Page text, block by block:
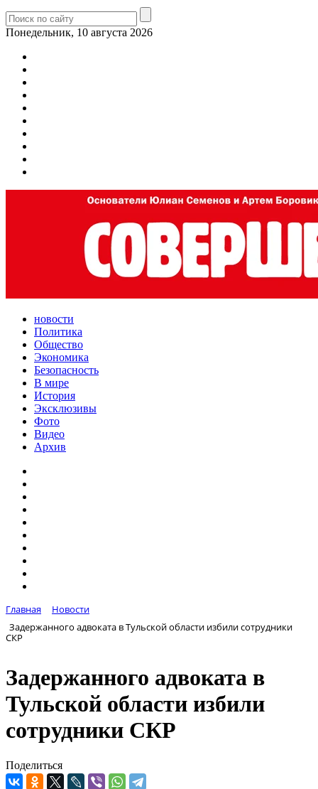
Понедельник, 10 августа 2026
новости
Политика
Общество
Экономика
Безопасность
В мире
История
Эксклюзивы
Фото
Видео
Архив
Главная
Новости
Задержанного адвоката в Тульской области избили сотрудники
СКР
Задержанного адвоката в
Тульской области избили
сотрудники СКР
Поделиться